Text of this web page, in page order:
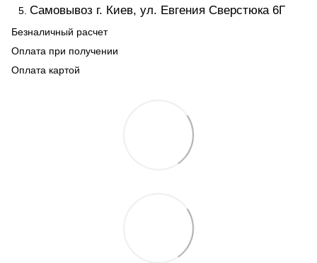
Самовывоз г. Киев, ул. Евгения Сверстюка 6Г
Безналичный расчет
Оплата при получении
Оплата картой